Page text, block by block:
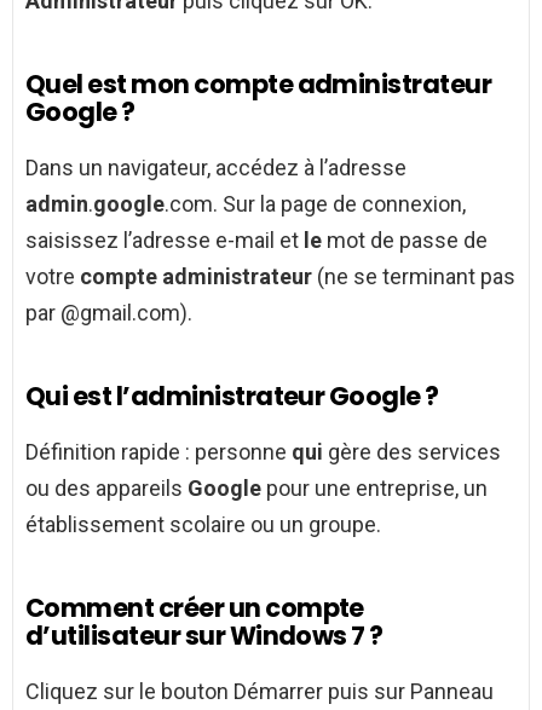
Quel est mon compte administrateur
Google ?
Dans un navigateur, accédez à l’adresse
admin.google.com. Sur la page de connexion,
saisissez l’adresse e-mail et le mot de passe de
votre compte administrateur (ne se terminant pas
par @gmail.com).
Qui est l’administrateur Google ?
Définition rapide : personne qui gère des services
ou des appareils Google pour une entreprise, un
établissement scolaire ou un groupe.
Comment créer un compte
d’utilisateur sur Windows 7 ?
Cliquez sur le bouton Démarrer puis sur Panneau